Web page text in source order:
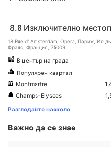
8.8 Изключително
18 Rue d' Amsterdam, Opera, Париж, Ил
Франс, Франция, 75009
В център на града
Популярен квартал
Montmartre
Champs-Elysees
Разгледайте наоколо
Важно да се знае